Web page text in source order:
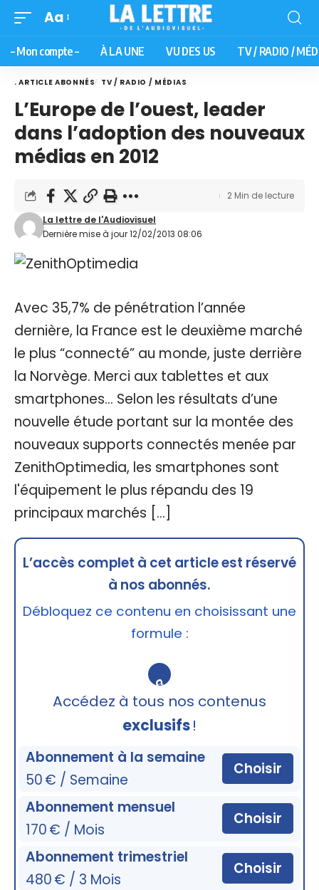
Aa
– Mon compte – À LA UNE VU DES US TV / RADIO /
. ARTICLE ABONNÉS TV / RADIO / MÉDIAS
L’Europe de l’ouest, leader
dans l’adoption des nouveaux
médias en 2012
Dernière mise à jour 12/02/2013 08:06
La lettre de l'Audiovisuel
2 Min de lecture
Avec 35,7% de pénétration l’année
dernière, la France est le deuxième marché
le plus “connecté” au monde, juste derrière
la Norvège. Merci aux tablettes et aux
smartphones... Selon les résultats d’une
nouvelle étude portant sur la montée des
nouveaux supports connectés menée par
ZenithOptimedia, les smartphones sont
l'équipement le plus répandu des 19
principaux marchés […]
L’accès complet à cet article est réservé
à nos abonnés.
Débloquez ce contenu en choisissant une
formule :
🔒
Accédez à tous nos contenus
exclusifs!
Abonnement à la semaine
50 € / Semaine
Choisir
Abonnement mensuel
170 € / Mois
Choisir
Abonnement trimestriel
480 € / 3 Mois
Choisir